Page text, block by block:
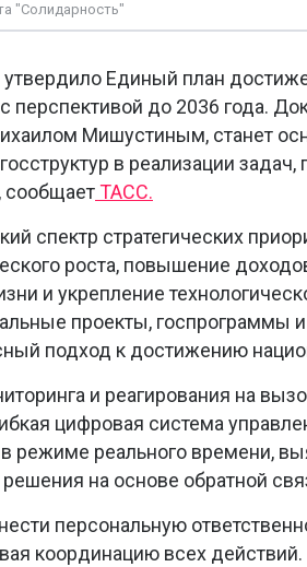
"Солидарность"
утвердило Единый план
перспективой до 2036 года.
Мишустиным, станет
в реализации
ТАСС.
спектр стратегических
роста, повышение
и укрепление
проекты, госпрограммы и
подход к достижению
и реагирования на
цифровая система
в режиме реального времени,
на основе обратной
персональную
координацию всех